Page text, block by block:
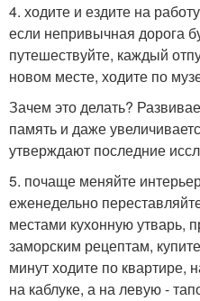
4. ходите и ездите на
если непривычная дорога
путешествуйте, каждый
новом месте, ходите по
Зачем это делать?
память и даже
утверждают последние
5. почаще меняйте
еженедельно
местами кухонную утварь,
заморским рецептам,
минут ходите по квартире,
на каблуке, а на левую -